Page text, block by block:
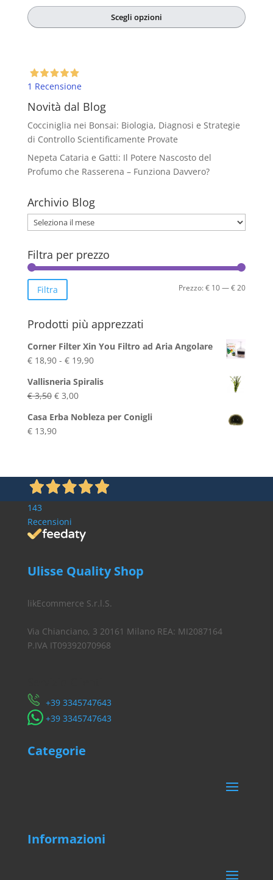
prezzoprezzo
attualeScegli opzioni
più
varianti.
Le
possono
scelte
nella
del
prodotto
1 Recensione
Novità dal Blog
Cocciniglia nei Bonsai: Biologia, Diagnosi e Strategie
di Controllo Scientificamente Provate
Nepeta Cataria e Gatti: Il Potere Nascosto del
Profumo che Rasserena – Funziona Davvero?
Archivio Blog
Archivio
Blog
Filtra per prezzo
Prezzo
Prezzo
Filtra Prezzo:€ 10—€ 20
Prodotti più apprezzati
Corner Filter Xin You Filtro ad Aria Angolare
€18,90 - €19,90Fascia
prezzo:
€ 18,90
Vallisneria Spiralis
€3,50 Il
originale
era:
€3,00Il
attuale
Casa Erba Nobleza per Conigli
€13,90
143
Recensioni
Ulisse Quality Shop
likEcommerce S.r.l.S.
Via Chianciano, 3 20161 Milano REA: MI2087164
P.IVA IT09392070968
​+39 3345747643
​+39 3345747643
Categorie
Informazioni